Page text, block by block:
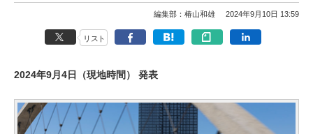
編集部：椿山和雄 2024年9月10日 13:59
リスト
2024年9月4日（現地時間） 発表